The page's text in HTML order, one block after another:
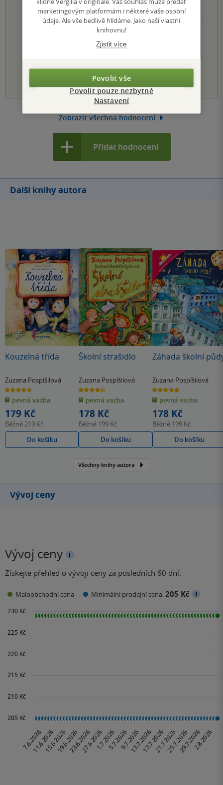
0×
1 hvezdička
PŘIDEJTE SVÉ HODNOCENÍ KNIHY
Hodnocení našich knihkupců: 0.0 z 5
2 3 4 5
Zobrazit všechna hodnocení
Přidat hodnocení
Další knihy autora
Kouzelná třída
Zuzana Pospíšilová
4.6
z
5
hvězdiček
pevná vazba
179 Kč
Běžně 219 Kč
Do košíku
Školní strašidlo
Zuzana Pospíšilová
4.5
z
5
hvězdiček
pevná vazba
178 Kč
Běžně 199 Kč
Do košíku
Záhada školní
Zuzana Pospíšilová
5.0
z
5
hvězdiček
pevná vazba
178 Kč
Běžně 199 Kč
Do košíku
Všechny knihy autora
Vývoj ceny
Vývoj ceny
Získejte přehled o vývoji ceny za posledních 60 dní.
Maloobchodní cena Minimální prodejní cena:205 Kč
marketingovým platformám i některé vaše osobní
údaje. Ale vše bedlivě hlídáme. Jako naši vlastní
knihovnu!
Zjistit více
Povolit vše
Povolit pouze nezbytné
Nastavení